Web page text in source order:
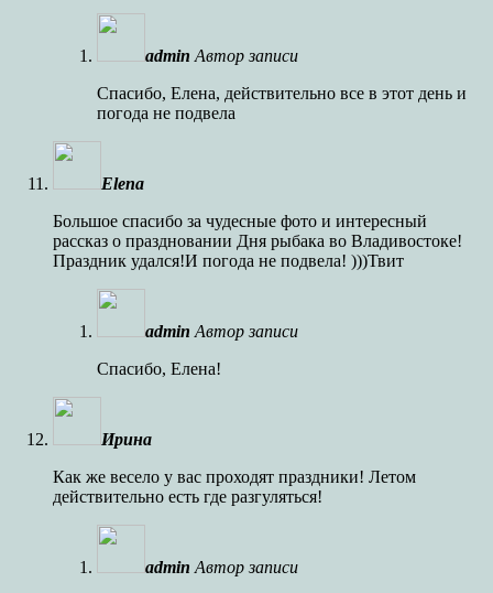
admin Автор записи
Спасибо, Елена, действительно все в этот день и
погода не подвела
Elena
Большое спасибо за чудесные фото и интересный
рассказ о праздновании Дня рыбака во Владивостоке!
Праздник удался!И погода не подвела! )))Твит
admin Автор записи
Спасибо, Елена!
Ирина
Как же весело у вас проходят праздники! Летом
действительно есть где разгуляться!
admin Автор записи